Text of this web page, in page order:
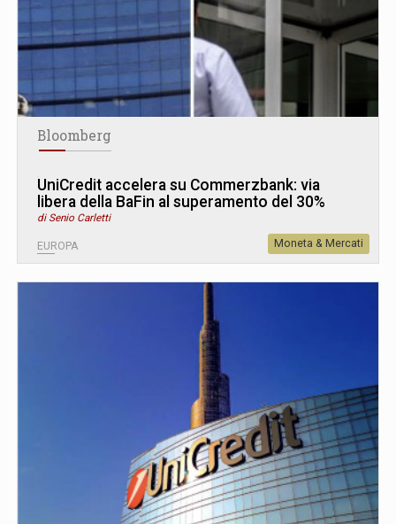
Bloomberg
UniCredit accelera su Commerzbank: via
libera della BaFin al superamento del 30%
di Senio Carletti
EUROPA Moneta & Mercati